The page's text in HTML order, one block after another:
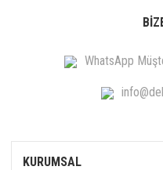
WhatsApp
KURUMSAL